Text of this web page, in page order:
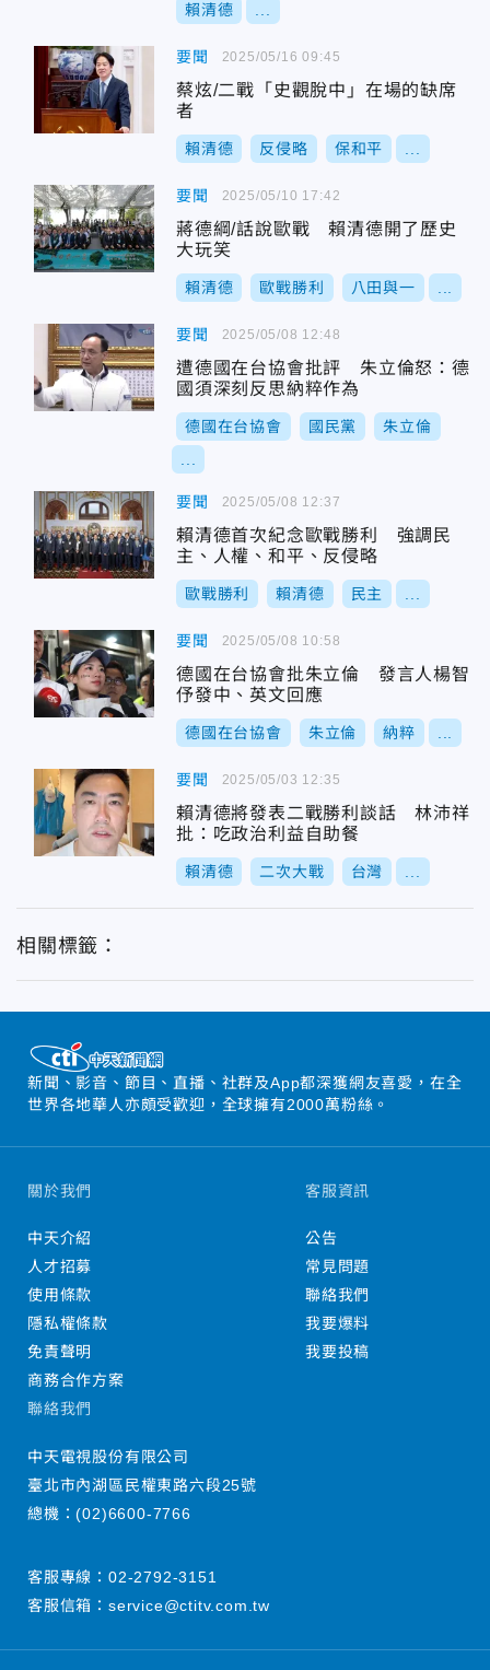
賴清德
要聞
蔡炫/二戰「史觀脫中」在場的缺席
者
賴清德 反侵略 保和平
2025/05/16 09:45
要聞
蔣德綱/話說歐戰 賴清德開了歷史
大玩笑
賴清德 歐戰勝利 八田與一
2025/05/10 17:42
要聞
遭德國在台協會批評 朱立倫怒：德
國須深刻反思納粹作為
德國在台協會 國民黨 朱立倫
2025/05/08 12:48
要聞
賴清德首次紀念歐戰勝利 強調民
主、人權、和平、反侵略
歐戰勝利 賴清德 民主
2025/05/08 12:37
要聞
德國在台協會批朱立倫 發言人楊智
伃發中、英文回應
德國在台協會 朱立倫 納粹
2025/05/08 10:58
要聞
賴清德將發表二戰勝利談話 林沛祥
批：吃政治利益自助餐
賴清德 二次大戰 台灣
2025/05/03 12:35
相關標籤：
新聞、影音、節目、直播、社群及App都深獲網友喜愛，在全
世界各地華人亦頗受歡迎，全球擁有2000萬粉絲。
關於我們
中天介紹
人才招募
使用條款
隱私權條款
免責聲明
商務合作方案
客服資訊
公告
常見問題
聯絡我們
我要爆料
我要投稿
聯絡我們
中天電視股份有限公司
臺北市內湖區民權東路六段25號
總機：(02)6600-7766
客服專線： 02-2792-3151
客服信箱： service@ctitv.com.tw